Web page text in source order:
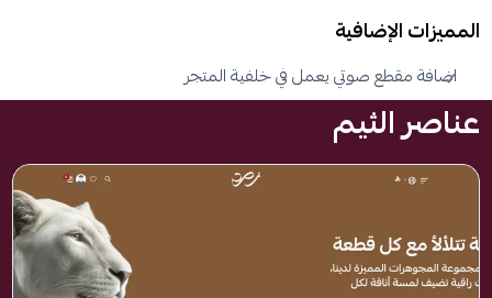
المميزات الإضافية
اضافة مقطع صوتي يعمل في خلفية المتجر
عناصر الثيم